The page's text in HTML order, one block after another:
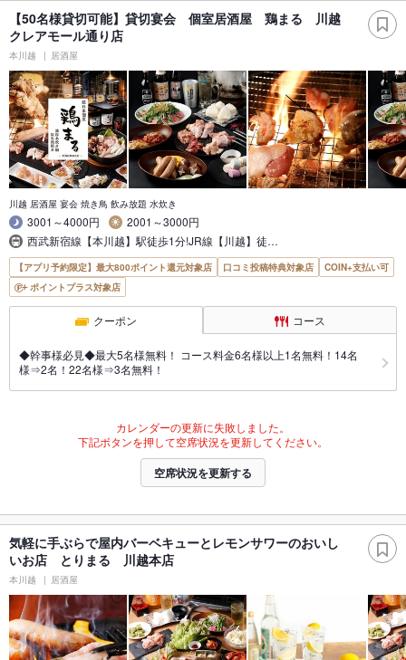
【50名様貸切可能】貸切宴会 個室居酒屋 鶏まる 川越
クレアモール通り店
本川越 居酒屋
川越 居酒屋 宴会 焼き鳥 飲み放題 水炊き
3001～4000円
2001～3000円
西武新宿線【本川越】駅徒歩1分!JR線【川越】徒…
【アプリ予約限定】最大800ポイント還元対象店 口コミ投稿特典対象店
COIN+支払い可
ポイントプラス対象店
クーポン コース
◆幹事様必見◆最大5名様無料！ コース料金6名様以上1名無料！14名
様⇒2名！22名様⇒3名無料！
カレンダーの更新に失敗しました。
下記ボタンを押して空席状況を更新してください。
空席状況を更新する
気軽に手ぶらで屋内バーベキューとレモンサワーのおいし
いお店 とりまる 川越本店
本川越 居酒屋